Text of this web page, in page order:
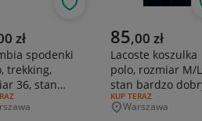
cena
zł
spodenki
trekking,
36, stan
Obserwuj
Aktualna cena
85,00 zł
Lacoste koszulka
polo, rozmiar M/
stan bardzo
RODZAJ OFERTY:
KUP TERAZ
Miejscowość
Warszawa